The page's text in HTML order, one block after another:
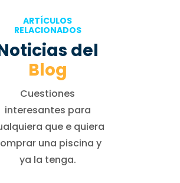
ARTÍCULOS
RELACIONADOS
del
Blog
Cuestiones
interesantes para
que e quiera
una piscina y
ya la tenga.